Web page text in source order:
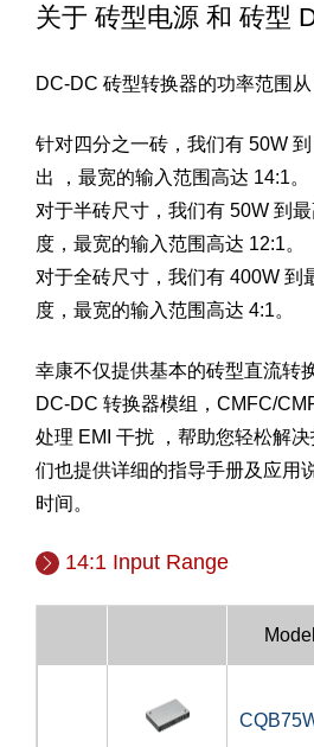
关于 砖型电源 和 砖型
DC-DC 砖型转换器的功率范围从
针对四分之一砖，我们有 50W
出 ，最宽的输入范围高达 14:1。
对于半砖尺寸，我们有 50W 到
度，最宽的输入范围高达 12:1。
对于全砖尺寸，我们有 400W 到
度，最宽的输入范围高达 4:1。
幸康不仅提供基本的砖型直流转
DC-DC 转换器模组，CMFC/
处理 EMI 干扰 ，帮助您轻松解
们也提供详细的指导手册及应用
时间。
14:1 Input Range
Model